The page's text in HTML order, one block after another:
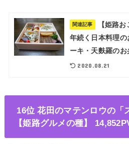
関連記事
【姫路
年続く日本料理
ーキ・天麩羅の
2020.08.21
16位 花田のマテンロウの「
【姫路グルメの種】